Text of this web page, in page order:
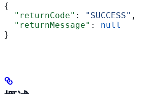
{
  "returnCode"
: "SUCCESS" ,
  "returnMessage"
: null
}